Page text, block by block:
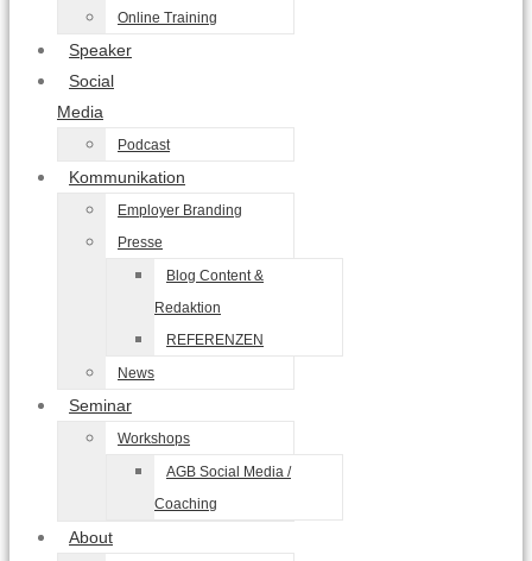
Online Training
Speaker
Social
Media
Podcast
Kommunikation
Employer Branding
Presse
Blog Content &
Redaktion
REFERENZEN
News
Seminar
Workshops
AGB Social Media /
Coaching
About